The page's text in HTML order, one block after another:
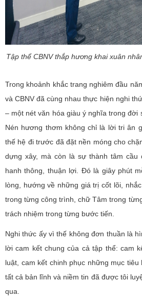
Tập thể CBNV thắp hương khai xuân
Trong khoảnh khắc trang nghiêm đầu
và CBNV đã cùng nhau thực hiện nghi
– một nét văn hóa giàu ý nghĩa trong đời
Nén hương thơm không chỉ là lời tri ân
thế hệ đi trước đã đặt nền móng cho
dựng xây, mà còn là sự thành tâm cầu
hanh thông, thuận lợi. Đó là giây phút
lòng, hướng về những giá trị cốt lõi,
trong từng công trình, chữ Tâm trong
trách nhiệm trong từng bước tiến.
Nghi thức ấy vì thế không đơn thuần là
lời cam kết chung của cả tập thể: cam
luật, cam kết chinh phục những mục
tất cả bản lĩnh và niềm tin đã được tôi
qua.